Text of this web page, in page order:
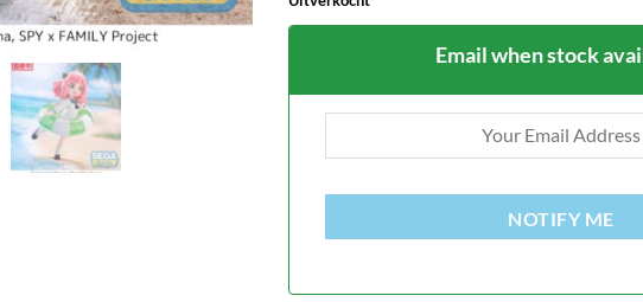
Email when stock
NOTIFY ME